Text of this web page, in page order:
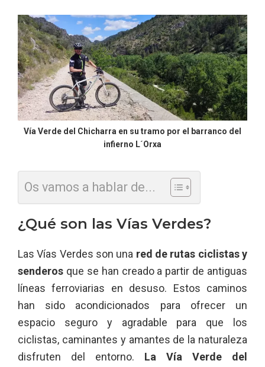
Vía Verde del Chicharra en su tramo por el barranco del
infierno L´Orxa
Os vamos a hablar de...
¿Qué son las Vías Verdes?
Las Vías Verdes son una red de rutas ciclistas y
senderos que se han creado a partir de antiguas
líneas ferroviarias en desuso. Estos caminos
han sido acondicionados para ofrecer un
espacio seguro y agradable para que los
ciclistas, caminantes y amantes de la naturaleza
disfruten del entorno. La Vía Verde del